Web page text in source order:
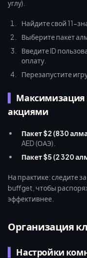
углу).
Найдите свой 11-
Выберите пакет
Введите ID
оплату.
Перезапустите
Максимизация
акциями
Пакет $2 (830
AED (ОАЭ).
Пакет $5 (2 320
На практике: следите
buffget, чтобы
эффективнее.
Организация
Настройки